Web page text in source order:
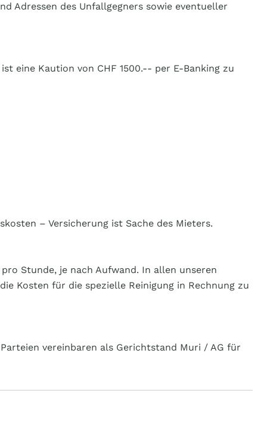
Adressen des Unfallgegners sowie eventueller
eine Kaution von CHF 1500.-- per E-Banking zu
– Versicherung ist Sache des Mieters.
Stunde, je nach Aufwand. In allen unseren
Kosten für die spezielle Reinigung in Rechnung zu
vereinbaren als Gerichtstand Muri / AG für